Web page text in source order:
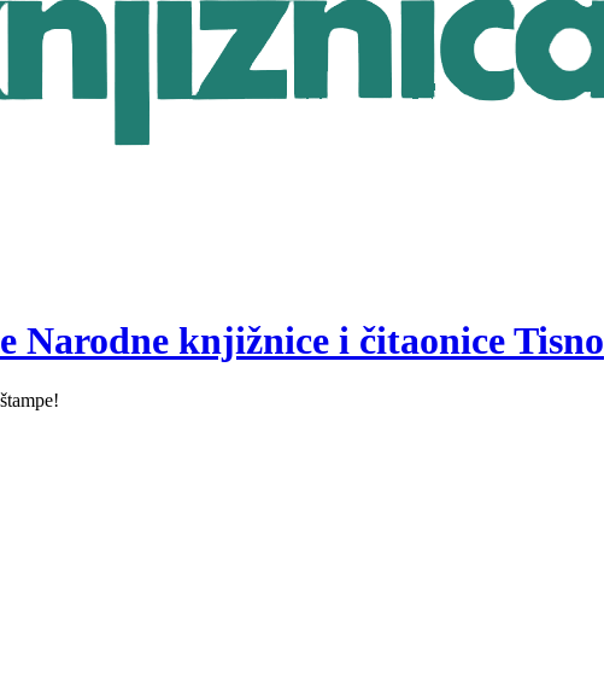
Narodne knjižnice i čitaonice Tisno